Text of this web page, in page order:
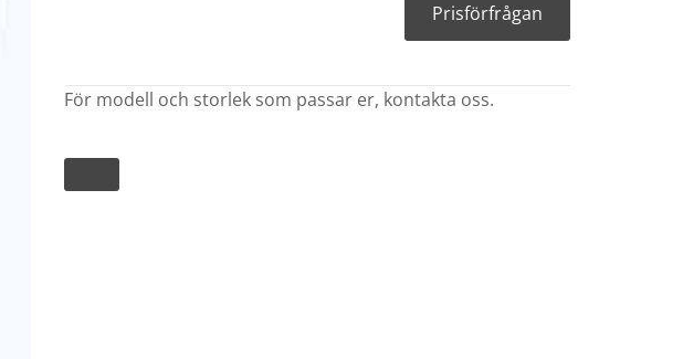
Prisförfrågan
För modell och storlek som passar er, kontakta oss.